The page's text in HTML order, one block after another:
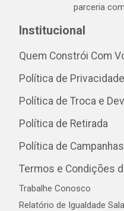
parceria
Institucional
Quem Constrói Com
Política de Privacidade
Política de Troca e
Política de Retirada
Política de Campanhas
Termos e Condições
Trabalhe Conosco
Relatório de Igualdade